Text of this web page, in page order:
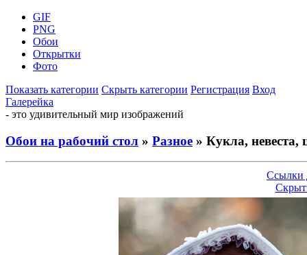
GIF
PNG
Обои
Открытки
Фото
Показать категории Скрыть категории Регистрация Вход
Галерейка
- это удивительный мир изображений
Обои на рабочий стол » Разное » Кукла, невеста,
Ссылки